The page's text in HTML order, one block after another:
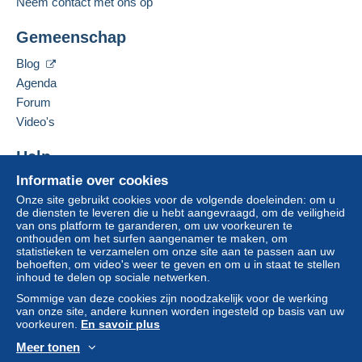
voor de aankopen:
vanaf één gekocht item.
Deze zone omvatéén land.
Leveringsmethode
Aangetekende pakketpost
(met tracking)
€ 5,00
en inloggen.
Aanmel
den
ven
Betalingsvoorwaarden:
Alle betalingen worden gedaan met
overschrijving naar uw saldo. Er worden geen
Adres van de onderneming:
VIA DELLA CROCE 10
15037
Deze verkoper toevoegen aan mijn favorieten
Informatie over cookies
Onze site gebruikt cookies voor de volgende doeleinden: om u
de diensten te leveren die u hebt aangevraagd, om de veiligheid
van ons platform te garanderen, om uw voorkeuren te
onthouden om het surfen aangenamer te maken, om
statistieken te verzamelen om onze site aan te passen aan uw
behoeften, om video's weer te geven en om u in staat te stellen
inhoud te delen op sociale netwerken.
Sommige van deze cookies zijn noodzakelijk voor de werking
van onze site, andere kunnen worden ingesteld op basis van uw
voorkeuren. En savoir plus
Meer tonen
Gemeenschap
Blog
Agenda
Forum
Video's
Help
Hulpcentrum
Kopen op Delcampe
Verkopen op Delcampe
Een beveiligde website